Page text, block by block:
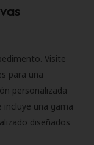
Visite
para una
personalizada
una gama
diseñados